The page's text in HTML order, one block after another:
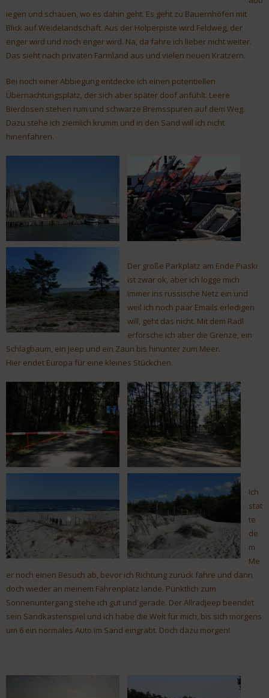
iegen und schauen, wo es dahin geht. Es geht zu Bauernhöfen mit
Blick auf Weidelandschaft. Aus der Holperpiste wird Feldweg, der
enger wird und noch enger wird. Na, da fahre ich lieber nicht weiter.
Das sieht nach privaten Farmland aus und vielen neuen Kratzern.
Bei noch einer Abbiegung entdecke ich einen potentiellen
Übernachtungsplatz, der sich aber später doof anfühlt. Leere
Bierdosen stehen rum und schwarze Bremsspuren auf dem Weg.
Dazu stehe ich ziemlich krumm und in den Sand will ich nicht
hinenfahren.
Der große Parkplatz am Ende Piaski
ist zwar ok, aber ich logge mich
immer ins russische Netz ein und
weil ich noch paar Emails erledigen
will, geht das nicht. Mit dem Radl
erforsche ich aber die Grenze, ein
Schlagbaum, ein Jeep und ein Zaun bis hinunter zum Meer.
Hier endet Europa für eine kleines Stückchen.
Ich
stat
te
de
m
Me
er noch einen Besuch ab, bevor ich Richtung zurück fahre und dann
doch wieder an meinem Fährenplatz lande. Pünktlich zum
Sonnenuntergang stehe ich gut und gerade. Der Allradjeep beendet
sein Sandkastenspiel und ich habe die Welt für mich, bis sich morgens
um 6 ein normales Auto im Sand eingräbt. Doch dazu morgen!